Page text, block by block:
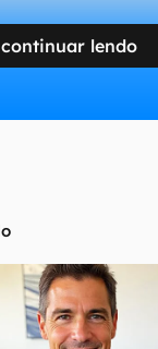
continuar lendo